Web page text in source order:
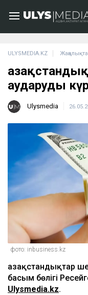
ULYSMEDIA.KZ
аударуды
Ulysmedia
фото: inbusiness.kz
Қазақстандықтар
басым бөлігі
Ulysmedia.kz.